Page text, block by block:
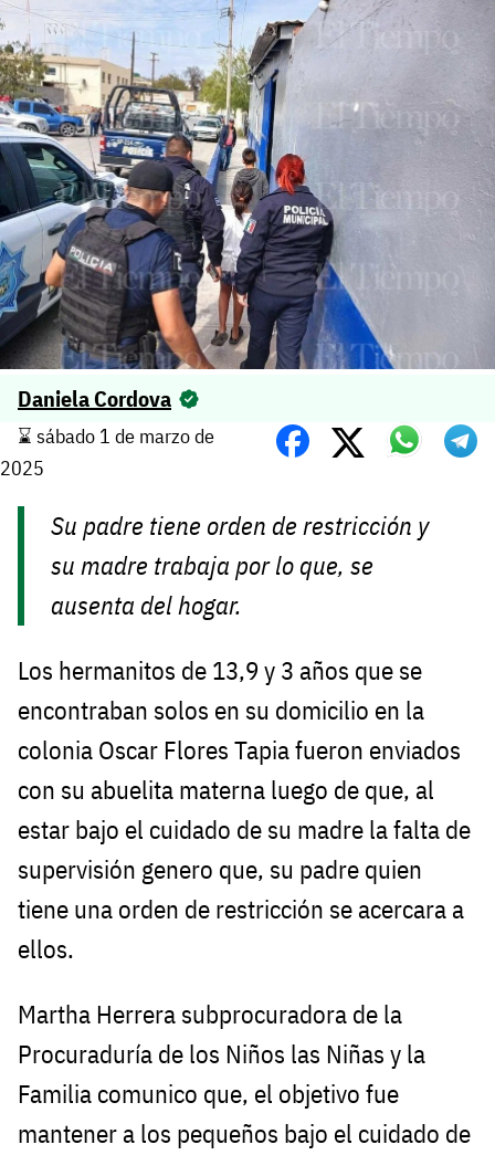
Daniela Cordova
⌛️ sábado 1 de marzo de
2025
Su padre tiene orden de restricción y
su madre trabaja por lo que, se
ausenta del hogar.
Los hermanitos de 13,9 y 3 años que se
encontraban solos en su domicilio en la
colonia Oscar Flores Tapia fueron enviados
con su abuelita materna luego de que, al
estar bajo el cuidado de su madre la falta de
supervisión genero que, su padre quien
tiene una orden de restricción se acercara a
ellos.
Martha Herrera subprocuradora de la
Procuraduría de los Niños las Niñas y la
Familia comunico que, el objetivo fue
mantener a los pequeños bajo el cuidado de